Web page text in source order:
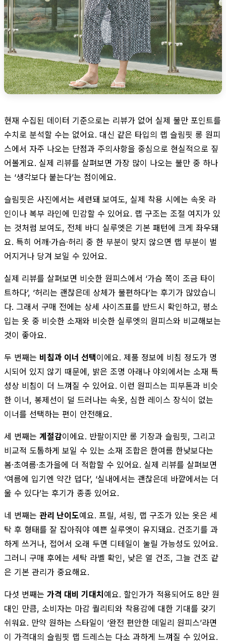
현재 수집된 데이터 기준으로는 리뷰가 없어 실제 불만 포인트를
수치로 분석할 수는 없어요. 대신 같은 타입의 랩 슬림핏 롱 원피
스에서 자주 나오는 단점과 주의사항을 중심으로 현실적으로 짚
어볼게요. 실제 리뷰를 살펴보면 가장 많이 나오는 불만 중 하나
는 ‘생각보다 붙는다’는 점이에요.
슬림핏은 사진에서는 세련돼 보여도, 실제 착용 시에는 속옷 라
인이나 복부 라인에 민감할 수 있어요. 랩 구조는 조절 여지가 있
는 것처럼 보여도, 전체 바디 실루엣은 기본 패턴에 크게 좌우돼
요. 특히 어깨·가슴·허리 중 한 부분이 맞지 않으면 랩 부분이 벌
어지거나 당겨 보일 수 있어요.
실제 리뷰를 살펴보면 비슷한 원피스에서 ‘가슴 쪽이 조금 타이
트하다’, ‘허리는 괜찮은데 상체가 불편하다’는 후기가 많았습니
다. 그래서 구매 전에는 상세 사이즈표를 반드시 확인하고, 평소
입는 옷 중 비슷한 소재와 비슷한 실루엣의 원피스와 비교해보는
것이 좋아요.
두 번째는 비침과 이너 선택이에요. 제품 정보에 비침 정도가 명
시되어 있지 않기 때문에, 밝은 조명 아래나 야외에서는 소재 특
성상 비침이 더 느껴질 수 있어요. 이런 원피스는 피부톤과 비슷
한 이너, 봉제선이 덜 드러나는 속옷, 심한 레이스 장식이 없는
이너를 선택하는 편이 안전해요.
세 번째는 계절감이에요. 반팔이지만 롱 기장과 슬림핏, 그리고
비교적 도톰하게 보일 수 있는 소재 조합은 한여름 한낮보다는
봄·초여름·초가을에 더 적합할 수 있어요. 실제 리뷰를 살펴보면
‘여름에 입기엔 약간 덥다’, ‘실내에서는 괜찮은데 바깥에서는 더
울 수 있다’는 후기가 종종 있어요.
네 번째는 관리 난이도예요. 프릴, 셔링, 랩 구조가 있는 옷은 세
탁 후 형태를 잘 잡아줘야 예쁜 실루엣이 유지돼요. 건조기를 과
하게 쓰거나, 접어서 오래 두면 디테일이 눌릴 가능성도 있어요.
그러니 구매 후에는 세탁 라벨 확인, 낮은 열 건조, 그늘 건조 같
은 기본 관리가 중요해요.
다섯 번째는 가격 대비 기대치 예요. 할인가가 적용되어도 8만 원
대인 만큼, 소비자는 마감 퀄리티와 착용감에 대한 기대를 갖기
쉬워요. 만약 원하는 스타일이 ‘완전 편안한 데일리 원피스’라면
이 가격대의 슬림핏 랩 드레스는 다소 과하게 느껴질 수 있어요.